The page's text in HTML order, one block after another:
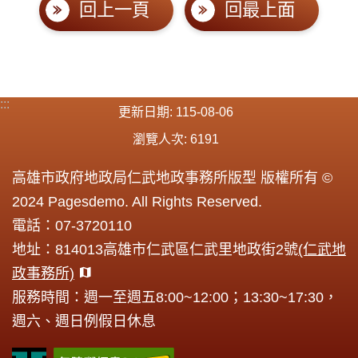
回上一頁 回最上面
:::
更新日期
115-08-06
瀏覽人次 6191
高雄市政府地政局仁武地政事務所版型 版權所有 ©
2024 Pagesdemo. All Rights Reserved.
電話：07-3720110
地址：814013高雄市仁武區仁武里地政街2號(仁武地
政事務所)
服務時間：週一至週五8:00~12:00；13:30~17:30，
週六、週日例假日休息